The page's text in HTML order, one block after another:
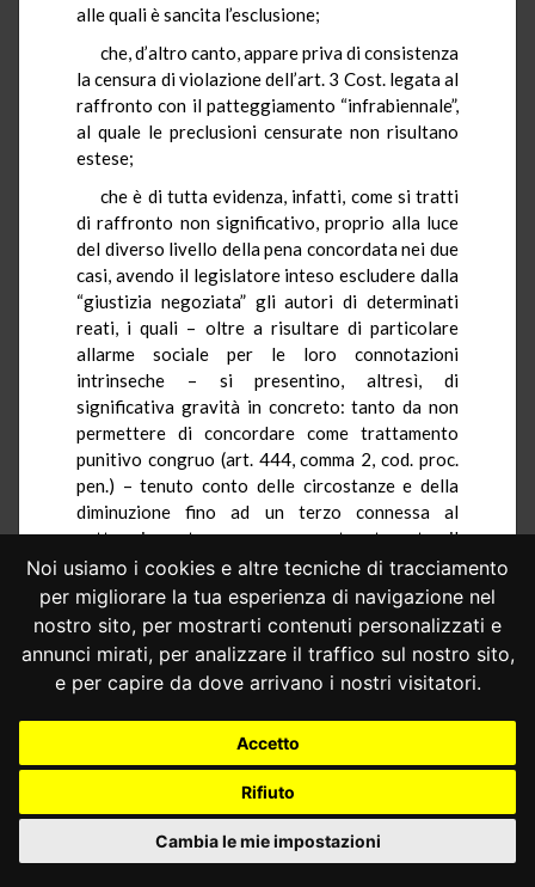
Noi usiamo i cookies e altre tecniche di tracciamento
per migliorare la tua esperienza di navigazione nel
nostro sito, per mostrarti contenuti personalizzati e
annunci mirati, per analizzare il traffico sul nostro sito,
e per capire da dove arrivano i nostri visitatori.
Accetto
Rifiuto
Cambia le mie impostazioni
alle quali è sancita l’esclusione;
che, d’altro canto, appare priva di consistenza
la censura di violazione dell’art. 3 Cost. legata al
raffronto con il patteggiamento “infrabiennale”,
al quale le preclusioni censurate non risultano
estese;
che è di tutta evidenza, infatti, come si tratti
di raffronto non significativo, proprio alla luce
del diverso livello della pena concordata nei due
casi, avendo il legislatore inteso escludere dalla
“giustizia negoziata” gli autori di determinati
reati, i quali – oltre a risultare di particolare
allarme sociale per le loro connotazioni
intrinseche – si presentino, altresì, di
significativa gravità in concreto: tanto da non
permettere di concordare come trattamento
punitivo congruo (art. 444, comma 2, cod. proc.
pen.) – tenuto conto delle circostanze e della
diminuzione fino ad un terzo connessa al
patteggiamento – una pena contenuta entro il
limite dei due anni;
che altrettanto evidente risulta, infine,
l’inconferenza del raffronto con il giudizio
abbreviato (che parimenti non contempla
preclusioni oggettive e soggettive): trattandosi
piano delle connotazioni astratte (in prospettiva
inversa a quella odierna,sentenza n. 135 del
), ma anche su quello degli effetti pratici,
come del resto riconosce lo stesso Giudice
dell’udienza preliminare del Tribunale di Bari,
allorché motiva sulla rilevanza della questione;